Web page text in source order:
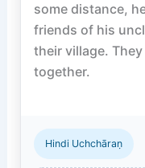
some distance,
friends of his
their village.
together.
Hindi Uchchāraṇ